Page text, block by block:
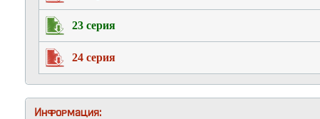
23 серия
24 серия
Информация: